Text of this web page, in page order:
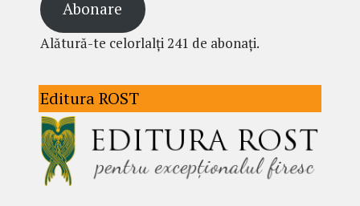
Abonare
Alătură-te celorlalți 241 de abonați.
Editura ROST